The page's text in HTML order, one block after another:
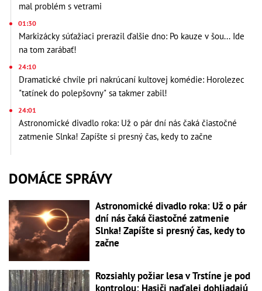
mal problém s vetrami
01:30
Markizácky súťažiaci prerazil ďalšie dno: Po kauze v šou... Ide
na tom zarábať!
24:10
Dramatické chvíle pri nakrúcaní kultovej komédie: Horolezec
"tatínek do polepšovny" sa takmer zabil!
24:01
Astronomické divadlo roka: Už o pár dní nás čaká čiastočné
zatmenie Slnka! Zapíšte si presný čas, kedy to začne
DOMÁCE SPRÁVY
Astronomické divadlo roka: Už o pár
dní nás čaká čiastočné zatmenie
Slnka! Zapíšte si presný čas, kedy to
začne
Rozsiahly požiar lesa v Trstíne je pod
kontrolou: Hasiči naďalej dohliadajú